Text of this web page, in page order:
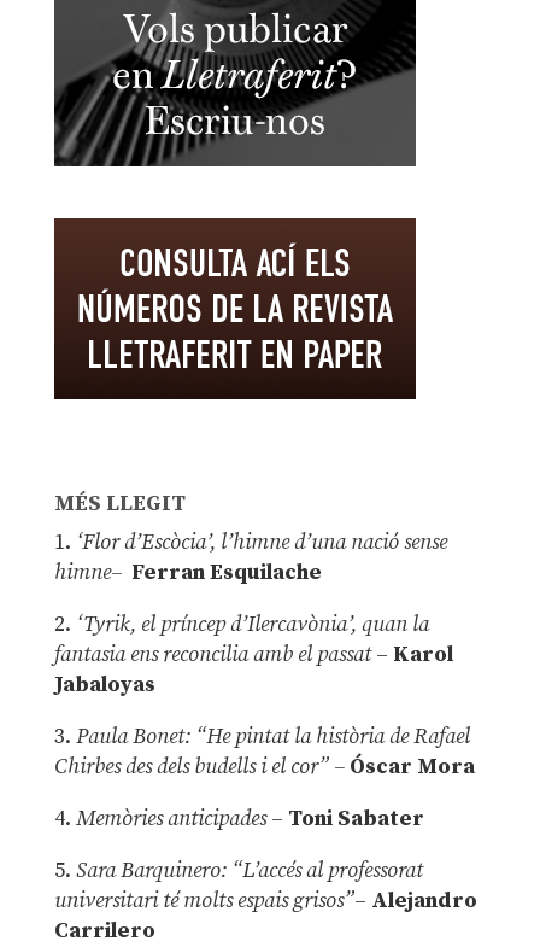
MÉS LLEGIT
1. ‘Flor d’Escòcia’, l’himne d’una nació sense
himne– Ferran Esquilache
2. ‘Tyrik, el príncep d’Ilercavònia’, quan la
fantasia ens reconcilia amb el passat– Karol
Jabaloyas
3. Paula Bonet: “He pintat la història de Rafael
Chirbes des dels budells i el cor” –Óscar Mora
4. Memòries anticipades– Toni Sabater
5. Sara Barquinero: “L’accés al professorat
universitari té molts espais grisos”– Alejandro
Carrilero